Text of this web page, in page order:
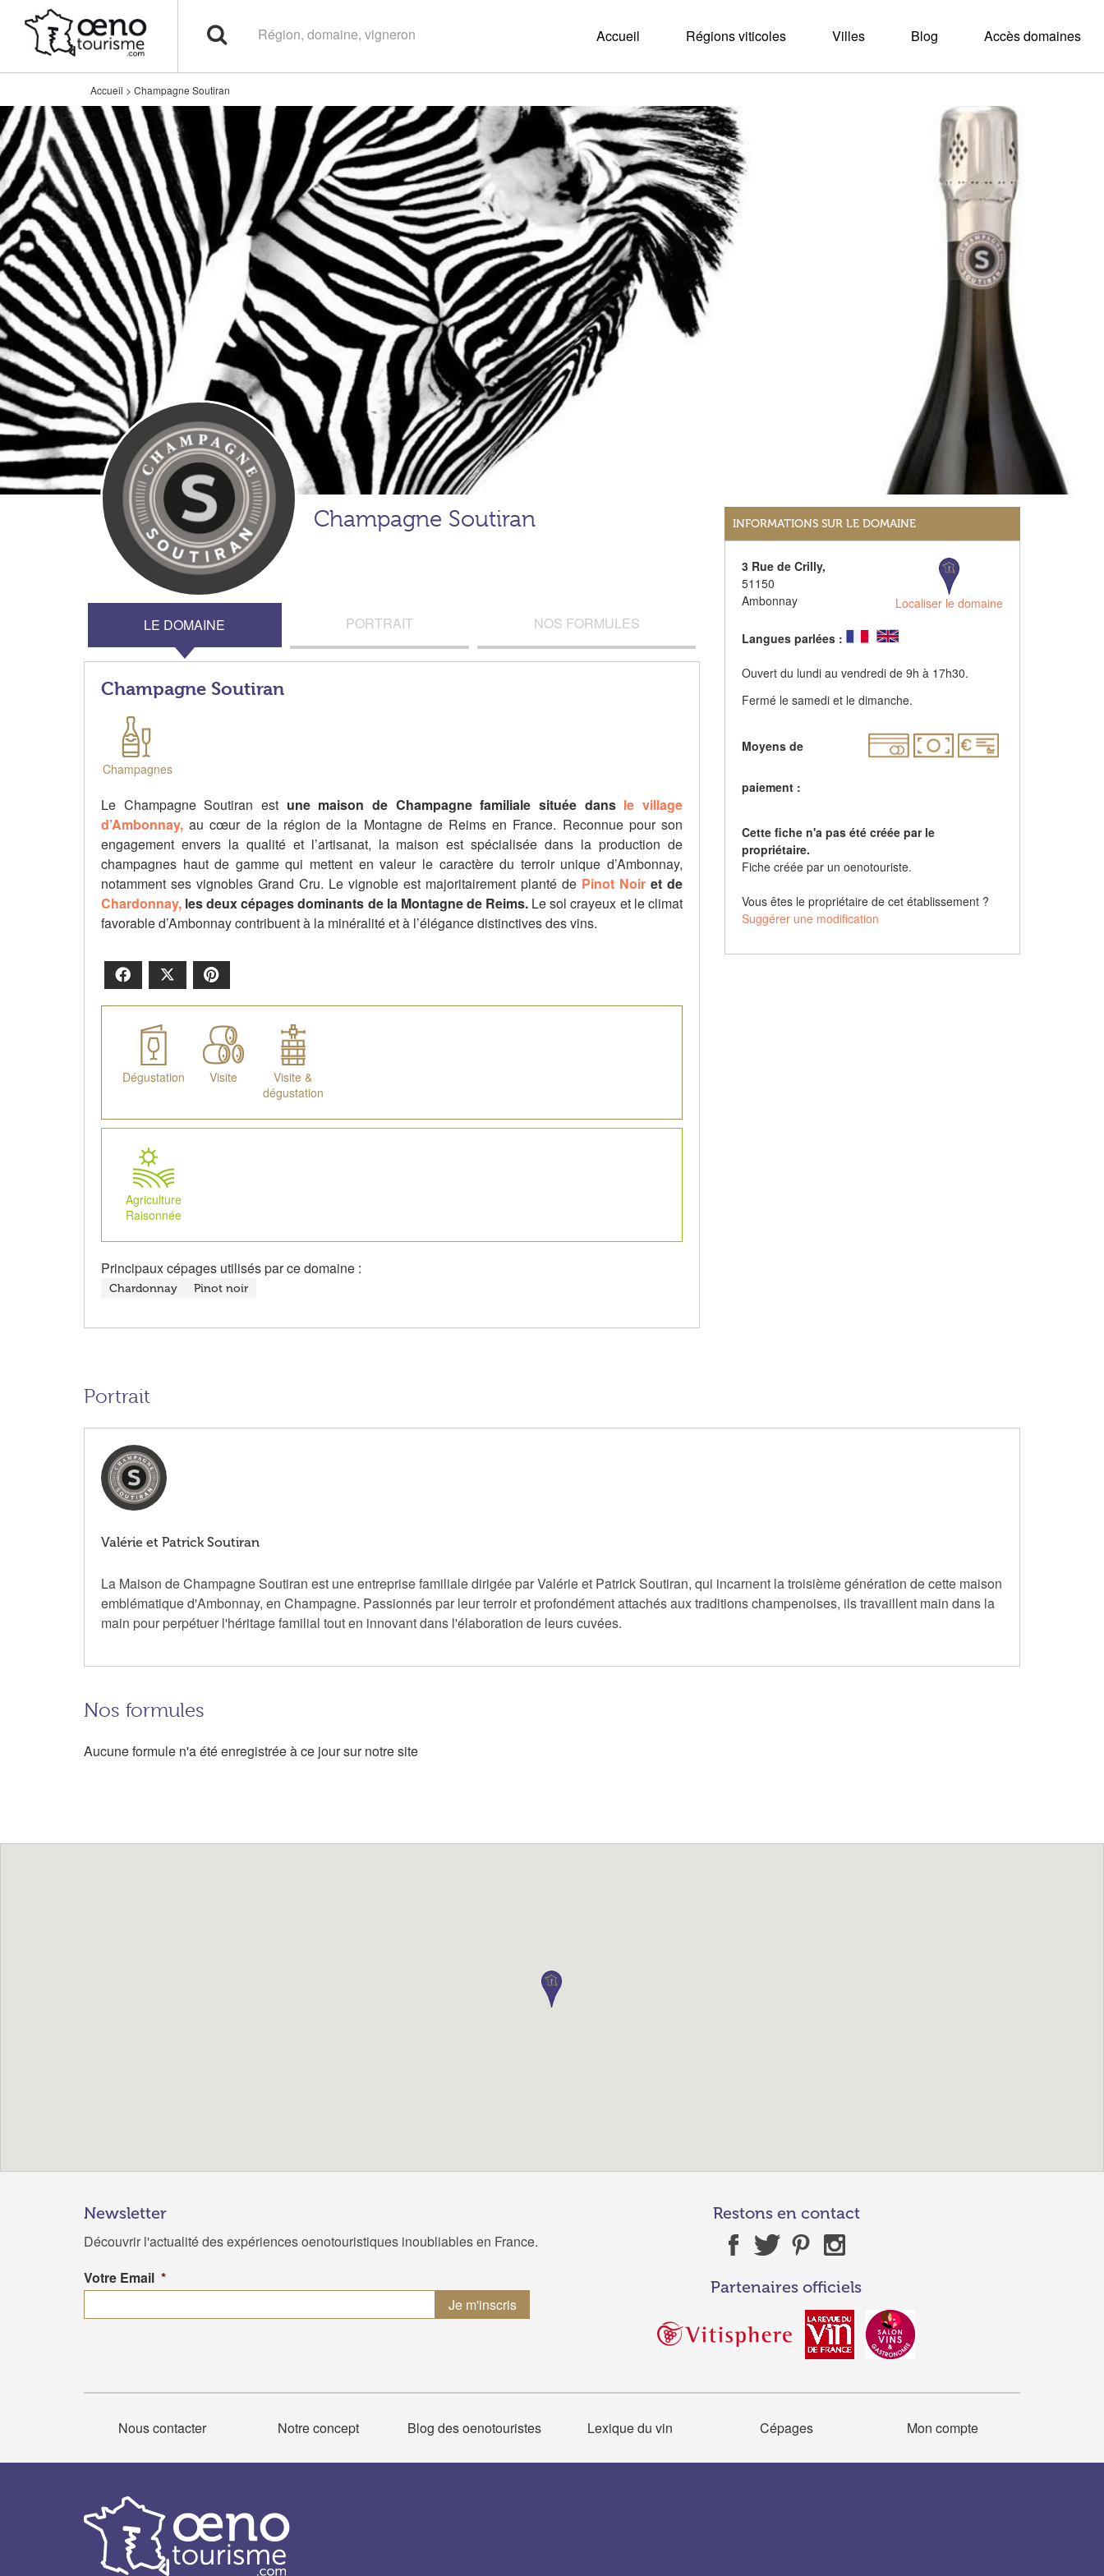
Accueil Régions viticoles Villes Blog Accès domaines
Accueil > Champagne Soutiran
Champagne Soutiran
LE DOMAINE PORTRAIT NOS FORMULES
Champagne Soutiran
Champagnes
Le Champagne Soutiran est une maison de Champagne familiale située dans le village
d’Ambonnay, au cœur de la région de la Montagne de Reims en France. Reconnue pour son
engagement envers la qualité et l’artisanat, la maison est spécialisée dans la production de
champagnes haut de gamme qui mettent en valeur le caractère du terroir unique d’Ambonnay,
notamment ses vignobles Grand Cru. Le vignoble est majoritairement planté de Pinot Noir et de
Chardonnay, les deux cépages dominants de la Montagne de Reims. Le sol crayeux et le climat
favorable d’Ambonnay contribuent à la minéralité et à l’élégance distinctives des vins.
Facebook
Dégustation Visite
Visite &
dégustation
Agriculture
Raisonnée
Principaux cépages utilisés par ce domaine :
Chardonnay Pinot noir
INFORMATIONS SUR LE DOMAINE
3 Rue de Crilly,
51150
Ambonnay
Localiser le domaine
Langues parlées :
Ouvert du lundi au vendredi de 9h à 17h30.
Fermé le samedi et le dimanche.
Moyens de
paiement :
Cette fiche n'a pas été créée par le
propriétaire.
Fiche créée par un oenotouriste.
Vous êtes le propriétaire de cet établissement ?
Suggérer une modification
Portrait
Valérie et Patrick Soutiran
La Maison de Champagne Soutiran est une entreprise familiale dirigée par Valérie et Patrick Soutiran, qui incarnent la troisième génération de cette maison
emblématique d'Ambonnay, en Champagne. Passionnés par leur terroir et profondément attachés aux traditions champenoises, ils travaillent main dans la
main pour perpétuer l'héritage familial tout en innovant dans l'élaboration de leurs cuvées.
Nos formules
Aucune formule n'a été enregistrée à ce jour sur notre site
Newsletter
Découvrir l'actualité des expériences oenotouristiques inoubliables en France.
Votre Email *
Restons en contact
Partenaires officiels
Nous contacter Notre concept Blog des oenotouristes Lexique du vin Cépages Mon compte